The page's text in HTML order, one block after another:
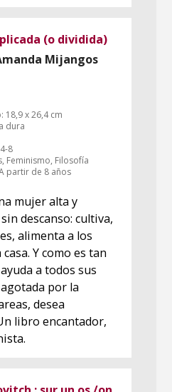
(o dividida)
Mijangos
18,9 x 26,4 cm
dura
8
Feminismo, Filosofía
partir de 8 años
mujer alta y
descanso: cultiva,
alimenta a los
Y como es tan
a todos sus
por la
desea
libro encantador,